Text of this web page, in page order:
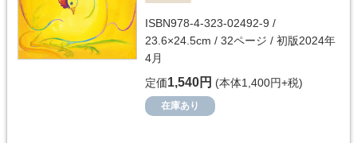
ISBN978-4-323-02492-9 /
23.6×24.5cm / 32ページ / 初版2024年
4月
定価1,540円 (本体1,400円+税)
在庫あり